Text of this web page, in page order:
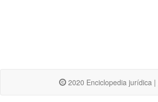
2020 Enciclopedia jurídica |